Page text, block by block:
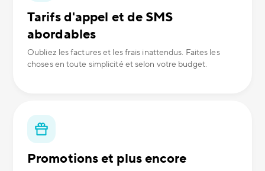
Tarifs d'appel et de SMS
abordables
Oubliez les factures et les frais inattendus. Faites les
choses en toute simplicité et selon votre budget.
Promotions et plus encore